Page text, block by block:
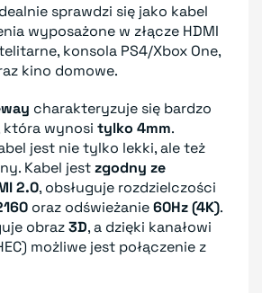
sprawdzi się jako kabel
wyposażone w złącze HDMI
konsola PS4/Xbox One,
kino domowe.
charakteryzuje się bardzo
która wynosi tylko 4mm.
jest nie tylko lekki, ale też
Kabel jestzgodny ze
2.0, obsługuje rozdzielczości
oraz odświeżanie60Hz (4K).
obraz3D, a dzięki kanałowi
możliwe jest połączenie z